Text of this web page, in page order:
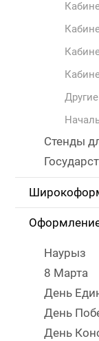
Стенды
Наурыз
8 Марта
День
День
День